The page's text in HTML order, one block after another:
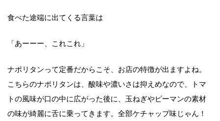
食べた途端に出てくる言葉は
「あーーー、これこれ」
ナポリタンって定番だからこそ、お店の特徴が出ますよね。
こちらのナポリタンは、酸味や濃いさは抑えめなので、トマ
トの風味が口の中に広がった後に、玉ねぎやピーマンの素材
の味が綺麗に舌に乗ってきます。全部ケチャップ味じゃん！